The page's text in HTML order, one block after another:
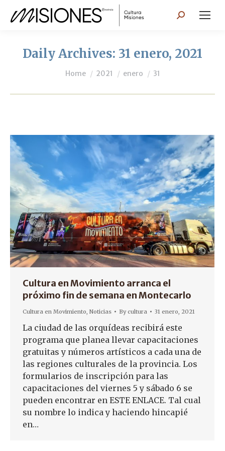
Search:
Daily Archives: 31 enero, 2021
You are here:
Home 2021 enero 31
Cultura en Movimiento arranca el
próximo fin de semana en Montecarlo
Cultura en Movimiento, Noticias Bycultura 31 enero, 2021
La ciudad de las orquídeas recibirá este
programa que planea llevar capacitaciones
gratuitas y números artísticos a cada una de
las regiones culturales de la provincia. Los
formularios de inscripción para las
capacitaciones del viernes 5 y sábado 6 se
pueden encontrar en ESTE ENLACE. Tal cual
su nombre lo indica y haciendo hincapié
en…